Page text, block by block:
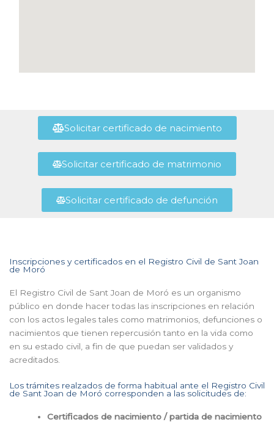
Solicitar certificado de nacimiento
Solicitar certificado de matrimonio
Solicitar certificado de defunción
Inscripciones y certificados en el Registro Civil de Sant Joan
de Moró
El Registro Civil de Sant Joan de Moró es un organismo
público en donde hacer todas las inscripciones en relación
con los actos legales tales como matrimonios, defunciones o
nacimientos que tienen repercusión tanto en la vida como
en su estado civil, a fin de que puedan ser validados y
acreditados.
Los trámites realzados de forma habitual ante el Registro Civil
de Sant Joan de Moró corresponden a las solicitudes de:
Certificados de nacimiento / partida de nacimiento